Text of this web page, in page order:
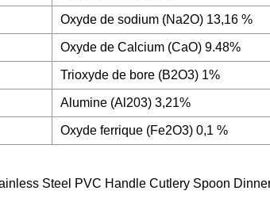
Oxyde de sodium (Na2O) 13,16 %
Oxyde de Calcium (CaO) 9.48%
Trioxyde de bore (B2O3) 1%
Alumine (Al203) 3,21%
Oxyde ferrique (Fe2O3) 0,1 %